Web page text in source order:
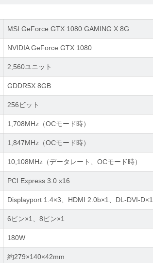
MSI GeForce GTX 1080 GAMING X 8G
NVIDIA GeForce GTX 1080
2,560ユニット
GDDR5X 8GB
256ビット
1,708MHz（OCモード時）
1,847MHz（OCモード時）
10,108MHz（データレート、OCモード時）
PCI Express 3.0 x16
Displayport 1.4×3、HDMI 2.0b×1、DL-DVI-D×1
6ピン×1、8ピン×1
180W
約279×140×42mm